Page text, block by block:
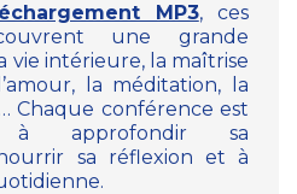
MP3, ces
une grande
vie intérieure, la maîtrise
la méditation, la
Chaque conférence est
à approfondir sa
sa réflexion et à